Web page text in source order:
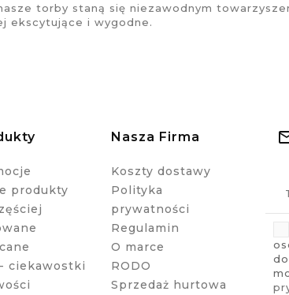
torby staną się niezawodnym
ekscytujące i wygodne.
produkty
ciekawostki
Nasza Firma
Koszty dostawy
Polityka
prywatności
Regulamin
O marce
RODO
Sprzedaż hurtowa